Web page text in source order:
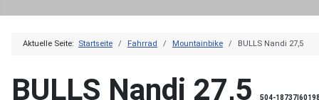
Aktuelle Seite: Startseite Fahrrad Mountainbike BULLS Nandi 27,5
BULLS Nandi 27,5 504-